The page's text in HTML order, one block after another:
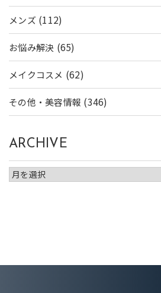
メンズ (112)
お悩み解決 (65)
メイクコスメ (62)
その他・美容情報 (346)
ARCHIVE